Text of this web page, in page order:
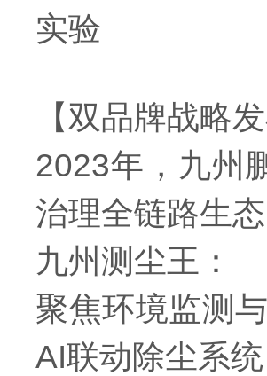
实验
【双品牌战略
2023年，九州
治理全链路生态
九州测尘王：
聚焦环境监测
AI联动除尘系